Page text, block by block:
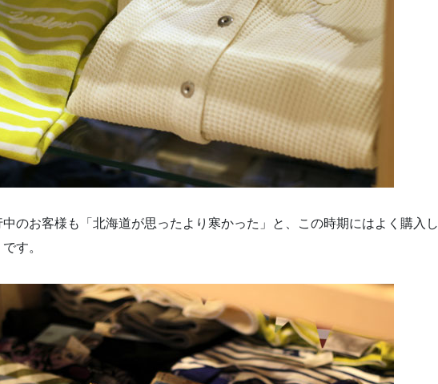
のお客様も「北海道が思ったより寒かった」と、この時期にはよく購入し
す。